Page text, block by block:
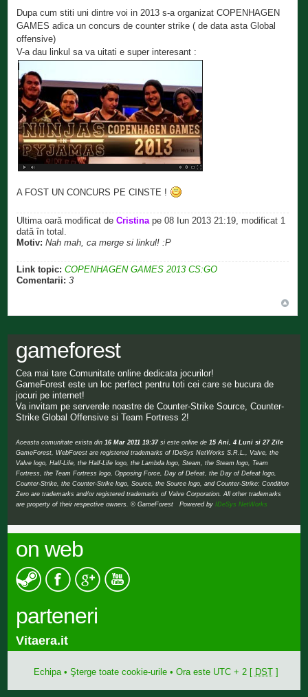
Dupa cum stiti uni dintre voi in 2013 s-a organizat COPENHAGEN
GAMES adica un concurs de counter strike ( de data asta Global
offensive)
V-a dau linkul sa va uitati e super interesant :
A FOST UN CONCURS PE CINSTE !
Ultima oară modificat deCristina pe 08 Iun 2013 21:19, modificat 1
dată în total.
Motiv: Nah mah, ca merge si linkul! :P
Link topic: COPENHAGEN GAMES 2013 CS:GO
Comentarii: 3
gameforest
Cea mai tare Comunitate online dedicata jocurilor!
GameForest este un loc perfect pentru toti cei care se bucura de
jocuri pe internet!
Va invitam pe serverele noastre de Counter-Strike Source, Counter-
Strike Global Offensive si Team Fortress 2!
Aceasta comunitate exista din16 Mar 2011 19:37si este online de15 Ani, 4 Luni si 27 Zile
GameForest, WebForest are registered trademarks of IDeSys NetWorks S.R.L., Valve, the
Valve logo, Half-Life, the Half-Life logo, the Lambda logo, Steam, the Steam logo, Team
Fortress, the Team Fortress logo, Opposing Force, Day of Defeat, the Day of Defeat logo,
Counter-Strike, the Counter-Strike logo, Source, the Source logo, and Counter-Strike: Condition
Zero are trademarks and/or registered trademarks of Valve Corporation. All other trademarks
are property of their respective owners. © GameForest Powered byIDeSys NetWorks
on web
parteneri
Vitaera.it
Echipa• Şterge toate cookie-urile• Ora este UTC + 2 [ DST]